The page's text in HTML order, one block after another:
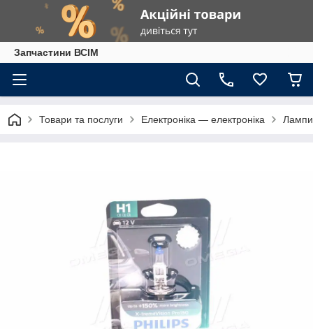
Запчастини ВСІМ
Товари та послуги Електроніка — електроніка Лампи